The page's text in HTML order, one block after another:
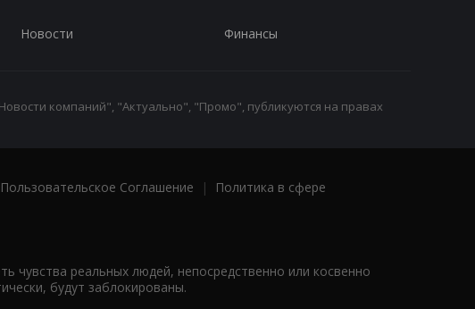
Новости Финансы
компаний", "Актуально", "Промо", публикуются на правах
Пользовательское Соглашение |
Политика в сфере
реальных людей, непосредственно или косвенно
будут заблокированы.